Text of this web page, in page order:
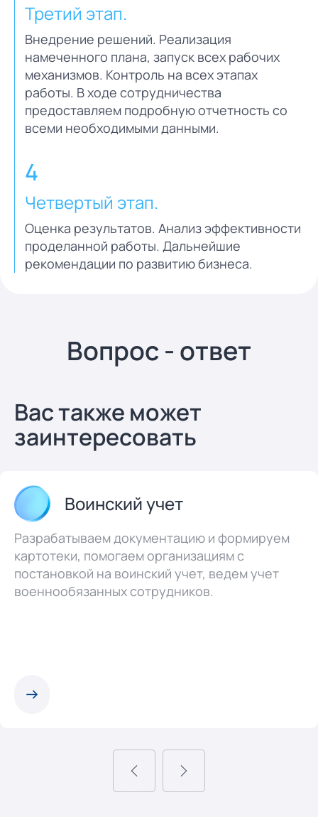
Третий этап.
Внедрение решений. Реализация
намеченного плана, запуск всех рабочих
механизмов. Контроль на всех этапах
работы. В ходе сотрудничества
предоставляем подробную отчетность со
всеми необходимыми данными.
4
Четвертый этап.
Оценка результатов. Анализ эффективности
проделанной работы. Дальнейшие
рекомендации по развитию бизнеса.
Вопрос - ответ
Вас также может
заинтересовать
Воинский учет
Разрабатываем документацию и формируем
картотеки, помогаем организациям с
постановкой на воинский учет, ведем учет
военнообязанных сотрудников.